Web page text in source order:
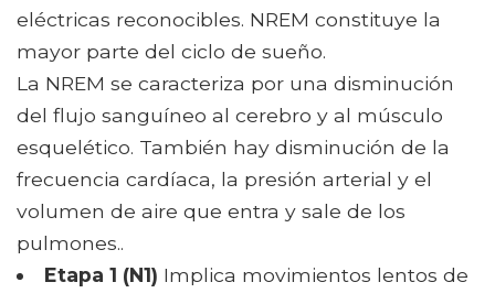
eléctricas reconocibles. NREM constituye la
mayor parte del ciclo de sueño.
La NREM se caracteriza por una disminución
del flujo sanguíneo al cerebro y al músculo
esquelético. También hay disminución de la
frecuencia cardíaca, la presión arterial y el
volumen de aire que entra y sale de los
pulmones..
Etapa 1 (N1) Implica movimientos lentos de